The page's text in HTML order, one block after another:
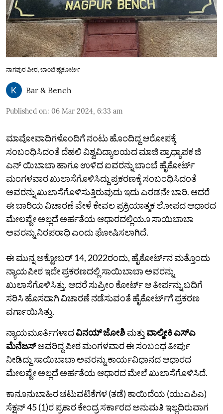
ನಾಗಪುರ ಪೀಠ, ಬಾಂಬೆ ಹೈಕೋರ್ಟ್
Bar & Bench
Published on: 06 Mar 2024, 6:33 am
ಮಾವೋವಾದಿಗಳೊಂದಿಗೆ ನಂಟು ಹೊಂದಿದ್ದ ಆರೋಪಕ್ಕೆ
ಸಂಬಂಧಿಸಿದಂತೆ ದೆಹಲಿ ವಿಶ್ವವಿದ್ಯಾಲಯದ ಮಾಜಿ ಪ್ರಾಧ್ಯಾಪಕ ಜಿ
ಎನ್‌ ಯಿಬಾಬಾ ಹಾಗೂ ಉಳಿದ ಐವರನ್ನು ಬಾಂಬೆ ಹೈಕೋರ್ಟ್
ಮಂಗಳವಾರ ಖುಲಾಸೆಗೊಳಿಸಿದ್ದು ಪ್ರಕರಣಕ್ಕೆ ಸಂಬಂಧಿಸಿದಂತೆ
ಅವರನ್ನು ಖುಲಾಸೆಗೊಳಿಸುತ್ತಿರುವುದು ಇದು ಎರಡನೇ ಬಾರಿ. ಆದರೆ
ಈ ಬಾರಿಯ ವಿಚಾರಣೆ ವೇಳೆ ಕೇವಲ ಪ್ರಕ್ರಿಯಾತ್ಮಕ ಲೋಪದ ಆಧಾರದ
ಮೇಲಷ್ಟೇ ಅಲ್ಲದೆ ಅರ್ಹತೆಯ ಆಧಾರದಲ್ಲಿಯೂ ಸಾಯಿಬಾಬಾ
ಅವರನ್ನು ನಿರಪರಾಧಿ ಎಂದು ಘೋಷಿಸಲಾಗಿದೆ.
ಈ ಮುನ್ನ ಅಕ್ಟೋಬರ್ 14, 2022ರಂದು, ಹೈಕೋರ್ಟ್‌ನ ಮತ್ತೊಂದು
ನ್ಯಾಯಪೀಠ ಇದೇ ಪ್ರಕರಣದಲ್ಲಿ ಸಾಯಿಬಾಬಾ ಅವರನ್ನು
ಖುಲಾಸೆಗೊಳಿಸಿತ್ತು. ಆದರೆ ಸುಪ್ರೀಂ ಕೋರ್ಟ್ ಆ ತೀರ್ಪನ್ನು ಬದಿಗೆ
ಸರಿಸಿ ಹೊಸದಾಗಿ ವಿಚಾರಣೆ ನಡೆಸುವಂತೆ ಹೈಕೋರ್ಟ್‌ಗೆ ಪ್ರಕರಣ
ವರ್ಗಾಯಿಸಿತ್ತು.
ನ್ಯಾಯಮೂರ್ತಿಗಳಾದವಿನಯ್ ಜೋಶಿಮತ್ತು ವಾಲ್ಮೀಕಿ ಎಸ್ಎ
ಮೆನೆಜಸ್ಅವರಿದ್ದ ಪೀಠ ಮಂಗಳವಾರ ಈ ಸಂಬಂಧ ತೀರ್ಪು
ನೀಡಿದ್ದು ಸಾಯಿಬಾಬಾ ಅವರನ್ನು ಕಾರ್ಯವಿಧಾನದ ಆಧಾರದ
ಮೇಲಷ್ಟೇ ಅಲ್ಲದೆ ಅರ್ಹತೆಯ ಆಧಾರದ ಮೇಲೆ ಖುಲಾಸೆಗೊಳಿಸಿದೆ.
ಕಾನೂನುಬಾಹಿರ ಚಟುವಟಿಕೆಗಳ (ತಡೆ) ಕಾಯಿದೆಯ (ಯುಎಪಿಎ)
ಸೆಕ್ಷನ್ 45 (1)ರ ಪ್ರಕಾರ ಕೇಂದ್ರ ಸರ್ಕಾರದ ಅನುಮತಿ ಇಲ್ಲದಿರುವಾಗ